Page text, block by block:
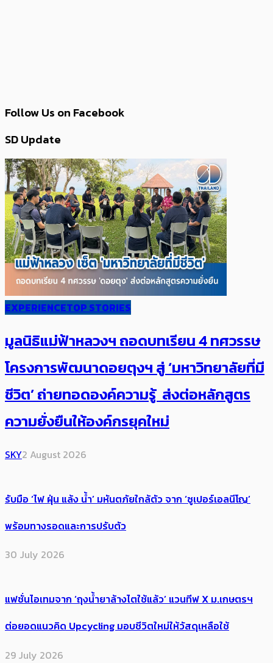
Follow Us on Facebook
SD Update
EXPERIENCETOP STORIES
มูลนิธิแม่ฟ้าหลวงฯ ถอดบทเรียน 4 ทศวรรษ
โครงการพัฒนาดอยตุงฯ สู่ ‘มหาวิทยาลัยที่มี
ชีวิต’ ถ่ายทอดองค์ความรู้ ส่งต่อหลักสูตร
ความยั่งยืนให้องค์กรยุคใหม่
SKY2 August 2026
รับมือ ‘ไฟ ฝุ่น แล้ง น้ำ’ มหันตภัยใกล้ตัว จาก ‘ซูเปอร์เอลนีโญ’
พร้อมทางรอดและการปรับตัว
30 July 2026
แฟชั่นไอเทมจาก ‘ถุงน้ำยาล้างไตใช้แล้ว’ แวนทีฟ X ม.เกษตรฯ
ต่อยอดแนวคิด Upcycling มอบชีวิตใหม่ให้วัสดุเหลือใช้
29 July 2026